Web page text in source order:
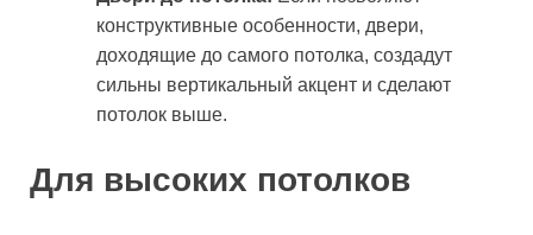
конструктивные особенности, двери,
доходящие до самого потолка, создадут
сильны вертикальный акцент и сделают
потолок выше.
Для высоких потолков